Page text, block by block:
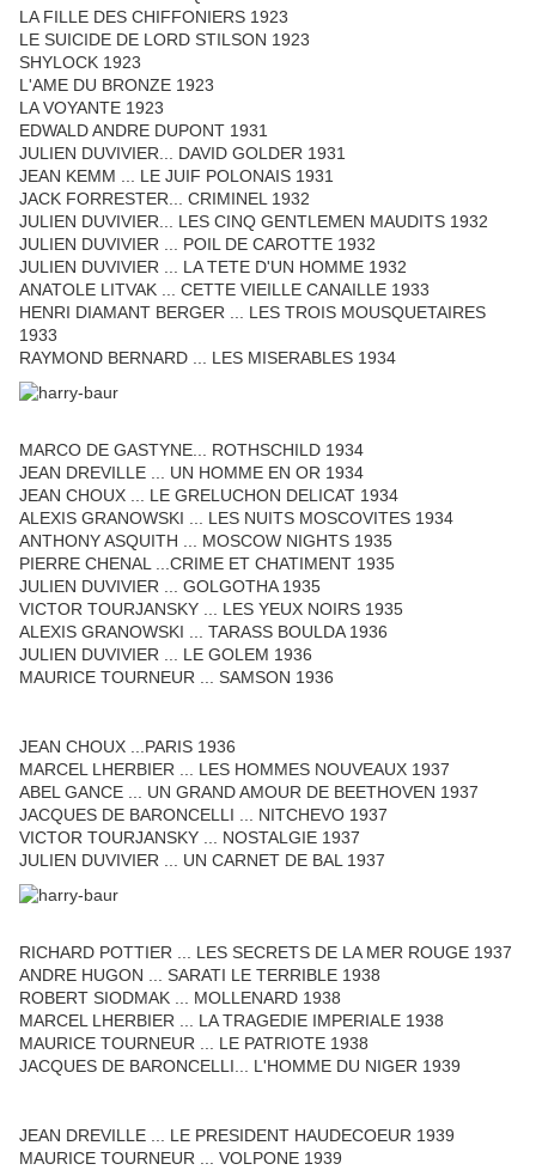
LA FILLE DES CHIFFONIERS 1923
LE SUICIDE DE LORD STILSON 1923
SHYLOCK 1923
L'AME DU BRONZE 1923
LA VOYANTE 1923
EDWALD ANDRE DUPONT 1931
JULIEN DUVIVIER... DAVID GOLDER 1931
JEAN KEMM ... LE JUIF POLONAIS 1931
JACK FORRESTER... CRIMINEL 1932
JULIEN DUVIVIER... LES CINQ GENTLEMEN MAUDITS 1932
JULIEN DUVIVIER ... POIL DE CAROTTE 1932
JULIEN DUVIVIER ... LA TETE D'UN HOMME 1932
ANATOLE LITVAK ... CETTE VIEILLE CANAILLE 1933
HENRI DIAMANT BERGER ... LES TROIS MOUSQUETAIRES
1933
RAYMOND BERNARD ... LES MISERABLES 1934
MARCO DE GASTYNE... ROTHSCHILD 1934
JEAN DREVILLE ... UN HOMME EN OR 1934
JEAN CHOUX ... LE GRELUCHON DELICAT 1934
ALEXIS GRANOWSKI ... LES NUITS MOSCOVITES 1934
ANTHONY ASQUITH ... MOSCOW NIGHTS 1935
PIERRE CHENAL ...CRIME ET CHATIMENT 1935
JULIEN DUVIVIER ... GOLGOTHA 1935
VICTOR TOURJANSKY ... LES YEUX NOIRS 1935
ALEXIS GRANOWSKI ... TARASS BOULDA 1936
JULIEN DUVIVIER ... LE GOLEM 1936
MAURICE TOURNEUR ... SAMSON 1936
JEAN CHOUX ...PARIS 1936
MARCEL LHERBIER ... LES HOMMES NOUVEAUX 1937
ABEL GANCE ... UN GRAND AMOUR DE BEETHOVEN 1937
JACQUES DE BARONCELLI ... NITCHEVO 1937
VICTOR TOURJANSKY ... NOSTALGIE 1937
JULIEN DUVIVIER ... UN CARNET DE BAL 1937
RICHARD POTTIER ... LES SECRETS DE LA MER ROUGE 1937
ANDRE HUGON ... SARATI LE TERRIBLE 1938
ROBERT SIODMAK ... MOLLENARD 1938
MARCEL LHERBIER ... LA TRAGEDIE IMPERIALE 1938
MAURICE TOURNEUR ... LE PATRIOTE 1938
JACQUES DE BARONCELLI... L'HOMME DU NIGER 1939
JEAN DREVILLE ... LE PRESIDENT HAUDECOEUR 1939
MAURICE TOURNEUR ... VOLPONE 1939